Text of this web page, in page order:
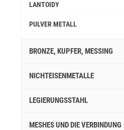
LANTOIDY
PULVER METALL
BRONZE, KUPFER, MESSING
NICHTEISENMETALLE
LEGIERUNGSSTAHL
MESHES UND DIE VERBINDUNG